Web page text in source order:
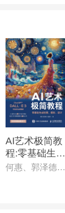
AI艺术极简教
程:零基础生成
绘画、摄影、何惠、郭泽德、刘建军 著